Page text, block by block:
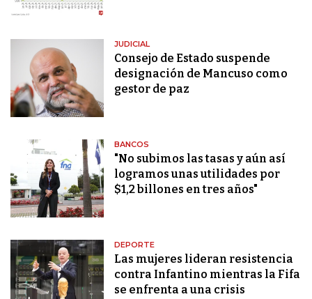
JUDICIAL
Consejo de Estado suspende
designación de Mancuso como
gestor de paz
BANCOS
"No subimos las tasas y aún así
logramos unas utilidades por
$1,2 billones en tres años"
DEPORTE
Las mujeres lideran resistencia
contra Infantino mientras la Fifa
se enfrenta a una crisis